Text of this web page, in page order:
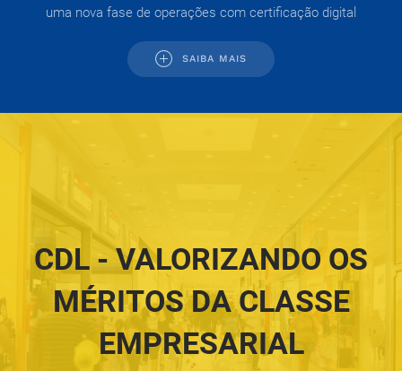
uma nova fase de operações com certificação digital
SAIBA MAIS
CDL - VALORIZANDO OS
MÉRITOS DA CLASSE
EMPRESARIAL